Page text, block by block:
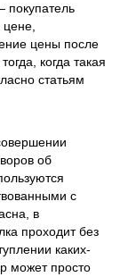
покупатель
цены после
когда такая
статьям
об
с
в
проходит без
каких-
может просто